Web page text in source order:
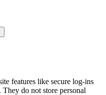
features like secure log-ins
They do not store personal